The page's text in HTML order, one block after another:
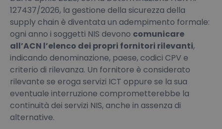
127437/2026, la gestione della sicurezza della
supply chain è diventata un adempimento formale:
ogni anno i soggetti NIS devono comunicare
all’ACN l’elenco dei propri fornitori rilevanti,
indicando denominazione, paese, codici CPV e
criterio di rilevanza. Un fornitore è considerato
rilevante se eroga servizi ICT oppure se la sua
eventuale interruzione comprometterebbe la
continuità dei servizi NIS, anche in assenza di
alternative.